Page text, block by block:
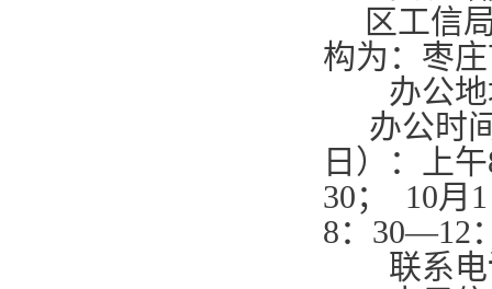
区工信局
构为：枣
办公地
办公时
日）：上午
30； 10月 1
8： 30—12
联系电